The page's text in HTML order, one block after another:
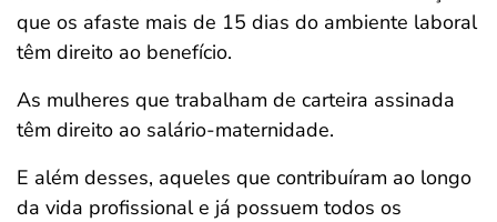
que os afaste mais de 15 dias do ambiente laboral
têm direito ao benefício.
As mulheres que trabalham de carteira assinada
têm direito ao salário-maternidade.
E além desses, aqueles que contribuíram ao longo
da vida profissional e já possuem todos os